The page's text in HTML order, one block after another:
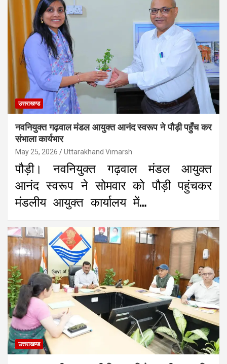
उत्तराखण्ड
नवनियुक्त गढ़वाल मंडल आयुक्त आनंद स्वरूप ने पौड़ी पहुँच कर
संभाला कार्यभार
May 25, 2026 Uttarakhand Vimarsh
पौड़ी। नवनियुक्त गढ़वाल मंडल आयुक्त
आनंद स्वरूप ने सोमवार को पौड़ी पहुंचकर
मंडलीय आयुक्त कार्यालय में…
उत्तराखण्ड